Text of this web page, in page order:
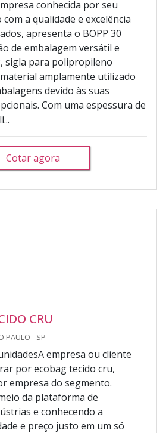
conhecida por seu
a qualidade e excelência
apresenta o BOPP 30
de embalagem versátil e
sigla para polipropileno
amplamente utilizado
devido às suas
Com uma espessura de
Cotar agora
CRU
PAULO - SP
empresa ou cliente
por ecobag tecido cru,
empresa do segmento.
da plataforma de
e conhecendo a
e preço justo em um só